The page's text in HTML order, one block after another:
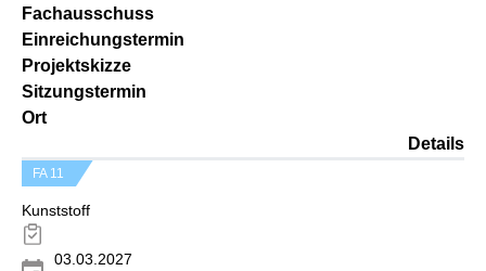
Fachausschuss
Einreichungstermin
Projektskizze
Sitzungstermin
Ort
Details
FA 11
Kunststoff
03.03.2027